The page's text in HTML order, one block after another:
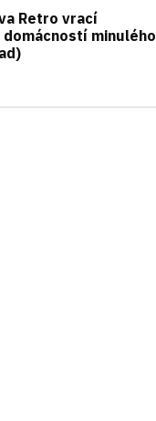
Retro vrací
minulého